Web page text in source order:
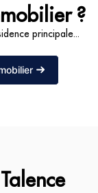
?
principale...